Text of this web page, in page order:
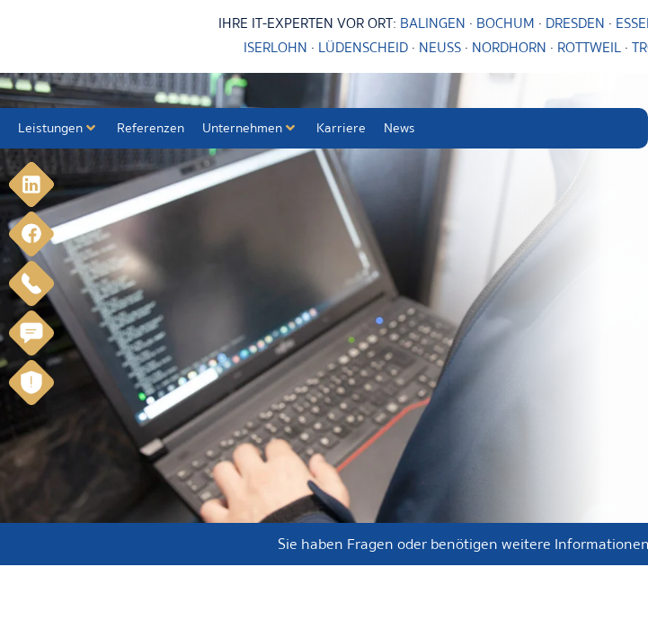
IHRE IT-EXPERTEN VOR ORT: BALINGEN · BOCHUM · DRESDEN ·
ISERLOHN · LÜDENSCHEID· NEUSS· NORDHORN · ROTTWEIL·
Leistungen Referenzen Unternehmen Karriere News
Sie haben Fragen oder benötigen weitere